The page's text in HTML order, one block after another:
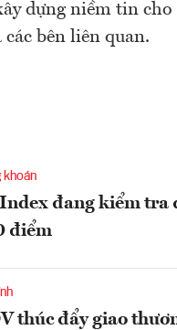
dựng niềm tin
bên liên quan.
khoán
đang kiểm tra
điểm
thúc đẩy giao